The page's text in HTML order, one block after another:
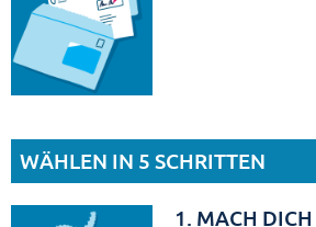
WÄHLEN IN 5 SCHRITTEN
1. MACH